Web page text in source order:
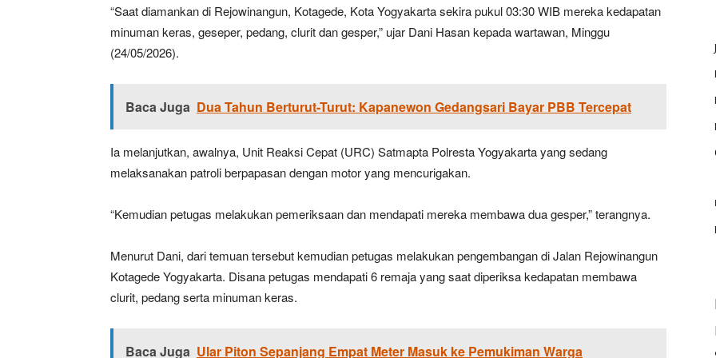
“Saat diamankan di Rejowinangun, Kotagede, Kota Yogyakarta sekira pukul 03:30 WIB mereka kedapatan
minuman keras, geseper, pedang, clurit dan gesper,” ujar Dani Hasan kepada wartawan, Minggu
(24/05/2026).
Baca Juga Dua Tahun Berturut-Turut: Kapanewon Gedangsari Bayar PBB Tercepat
Ia melanjutkan, awalnya, Unit Reaksi Cepat (URC) Satmapta Polresta Yogyakarta yang sedang
melaksanakan patroli berpapasan dengan motor yang mencurigakan.
“Kemudian petugas melakukan pemeriksaan dan mendapati mereka membawa dua gesper,” terangnya.
Menurut Dani, dari temuan tersebut kemudian petugas melakukan pengembangan di Jalan Rejowinangun
Kotagede Yogyakarta. Disana petugas mendapati 6 remaja yang saat diperiksa kedapatan membawa
clurit, pedang serta minuman keras.
Baca Juga Ular Piton Sepanjang Empat Meter Masuk ke Pemukiman Warga